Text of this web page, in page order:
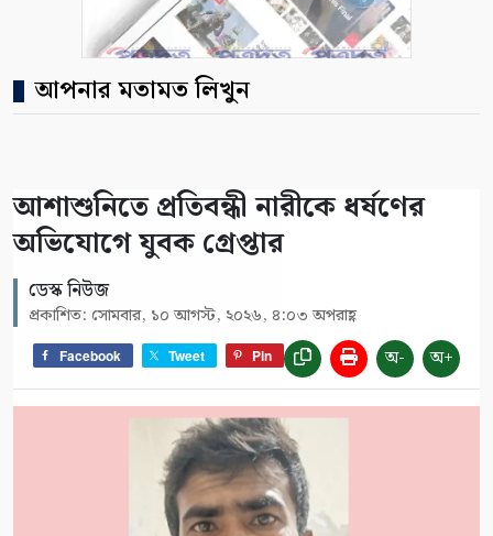
আপনার মতামত লিখুন
আশাশুনিতে প্রতিবন্ধী নারীকে ধর্ষণের
অভিযোগে যুবক গ্রেপ্তার
ডেস্ক নিউজ
প্রকাশিত: সোমবার, ১০ আগস্ট, ২০২৬, ৪:০৩ অপরাহ্ণ
Facebook Tweet Pin অ- অ+